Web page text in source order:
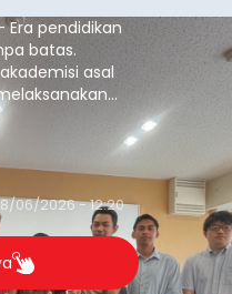
Era pendidikan
batas.
asal
(PKM)
06/2026 - 12:20